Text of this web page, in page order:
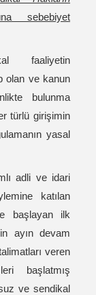
sebebiyet
faaliyetin
olan ve kanun
bulunma
türlü girişimin
yasal
adli ve idari
katılan
başlayan ilk
ayın devam
veren
başlatmış
ve sendikal